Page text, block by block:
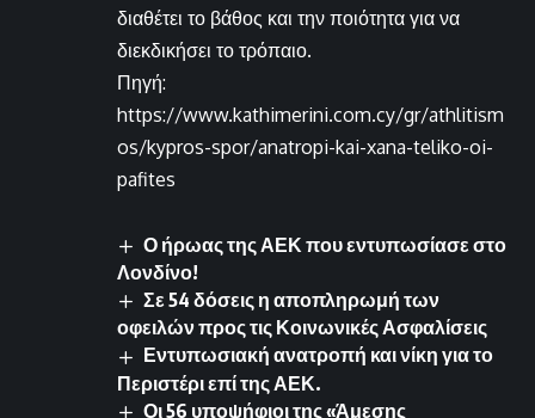
διαθέτει το βάθος και την ποιότητα για να
διεκδικήσει το τρόπαιο.
Πηγή:
https://www.kathimerini.com.cy/gr/athlitism
os/kypros-spor/anatropi-kai-xana-teliko-oi-
pafites
Ο ήρωας της ΑΕΚ που εντυπωσίασε στο
Λονδίνο!
Σε 54 δόσεις η αποπληρωμή των
οφειλών προς τις Κοινωνικές Ασφαλίσεις
Εντυπωσιακή ανατροπή και νίκη για το
Περιστέρι επί της ΑΕΚ.
Οι 56 υποψήφιοι της «Άμεσης